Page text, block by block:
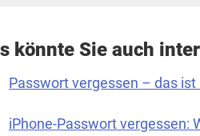
könnte Sie auch
Passwort vergessen – das ist
iPhone-Passwort vergessen: